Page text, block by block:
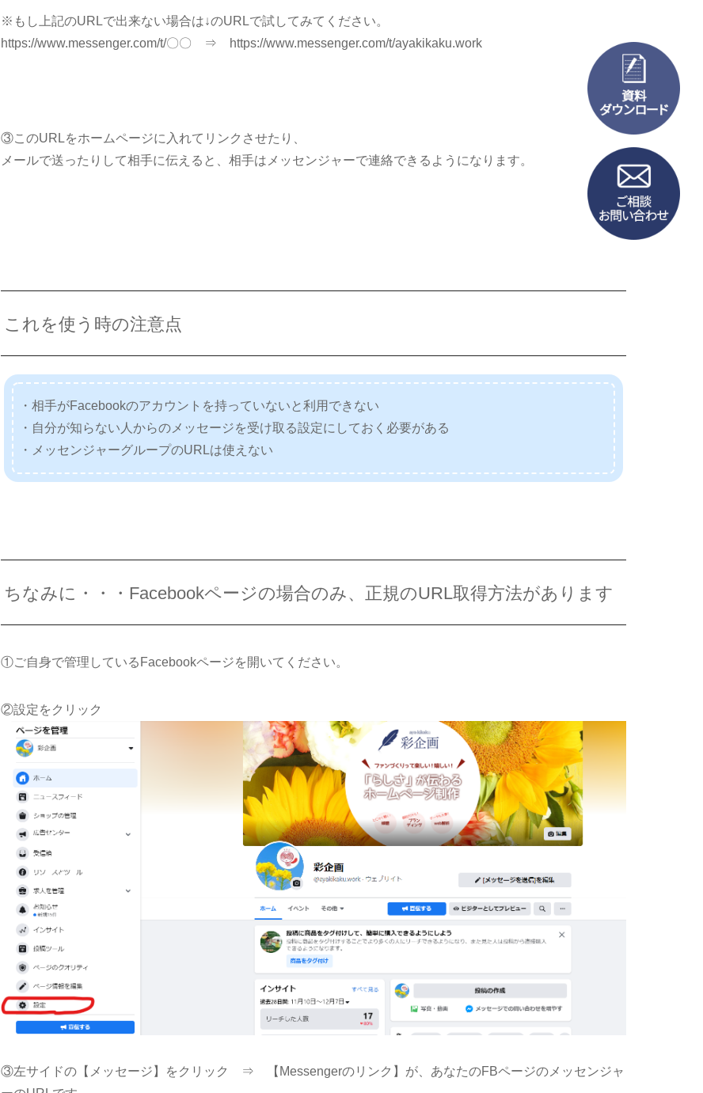
※もし上記のURLで出来ない場合は↓のURLで試してみてください。
https://www.messenger.com/t/〇〇 ⇒ https://www.messenger.com/t/ayakikaku.work
③このURLをホームページに入れてリンクさせたり、
メールで送ったりして相手に伝えると、相手はメッセンジャーで連絡できるようになります。
これを使う時の注意点
・相手がFacebookのアカウントを持っていないと利用できない
・自分が知らない人からのメッセージを受け取る設定にしておく必要がある
・メッセンジャーグループのURLは使えない
ちなみに・・・Facebookページの場合のみ、正規のURL取得方法があります
①ご自身で管理しているFacebookページを開いてください。
②設定をクリック
③左サイドの【メッセージ】をクリック ⇒ 【Messengerのリンク】が、あなたのFBページのメッセンジャ